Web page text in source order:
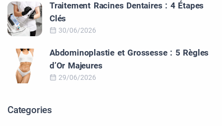
Traitement Racines Dentaires : 4 Étapes
Clés
30/06/2026
Abdominoplastie et Grossesse : 5 Règles
d’Or Majeures
29/06/2026
Categories